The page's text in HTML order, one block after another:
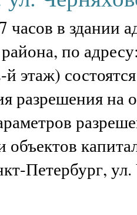
часов в здании
по
й этаж)
разрешения на
объектов
Петербург,